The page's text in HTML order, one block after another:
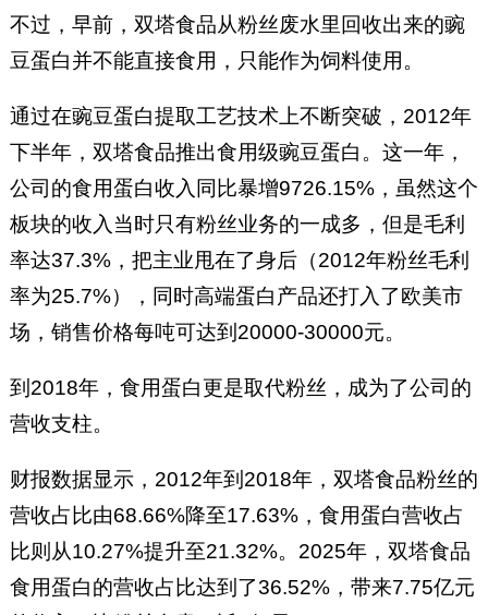
不过，早前，双塔食品从粉丝废水里回收出来的豌
豆蛋白并不能直接食用，只能作为饲料使用。
通过在豌豆蛋白提取工艺技术上不断突破，2012年
下半年，双塔食品推出食用级豌豆蛋白。这一年，
公司的食用蛋白收入同比暴增9726.15%，虽然这个
板块的收入当时只有粉丝业务的一成多，但是毛利
率达37.3%，把主业甩在了身后（2012年粉丝毛利
率为25.7%），同时高端蛋白产品还打入了欧美市
场，销售价格每吨可达到20000-30000元。
到2018年，食用蛋白更是取代粉丝，成为了公司的
营收支柱。
财报数据显示，2012年到2018年，双塔食品粉丝的
营收占比由68.66%降至17.63%，食用蛋白营收占
比则从10.27%提升至21.32%。2025年，双塔食品
食用蛋白的营收占比达到了36.52%，带来7.75亿元